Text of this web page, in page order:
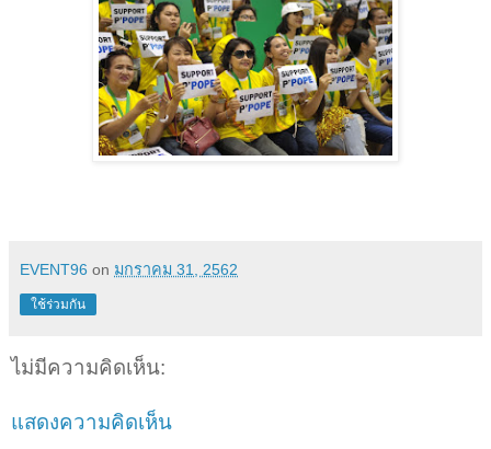
EVENT96 on มกราคม 31, 2562
ใช้ร่วมกัน
ไม่มีความคิดเห็น:
แสดงความคิดเห็น